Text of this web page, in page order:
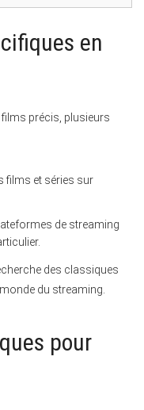
en
précis, plusieurs
films et séries sur
de streaming
des classiques
du streaming.
pour